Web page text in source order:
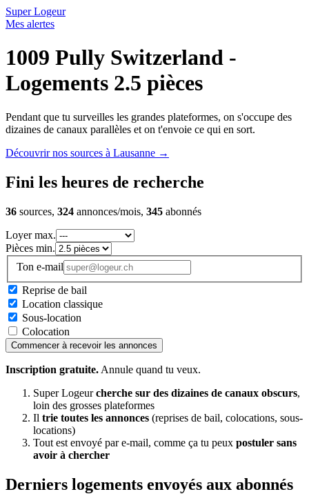
Super Logeur
Mes alertes
1009 Pully Switzerland -
Logements 2.5 pièces
Pendant que tu surveilles les grandes plateformes, on s'occupe des
dizaines de canaux parallèles et on t'envoie ce qui en sort.
Découvrir nos sources à Lausanne →
Fini les heures de recherche
36 sources, 324 annonces/mois, 345 abonnés
Loyer max.
Pièces min.
Ton e-mail
Reprise de bail
Location classique
Sous-location
Colocation
Commencer à recevoir les annonces
Inscription gratuite. Annule quand tu veux.
Super Logeurcherche sur des dizaines de canaux obscurs,
loin des grosses plateformes
Il trie toutes les annonces (reprises de bail, colocations, sous-
locations)
Tout est envoyé par e-mail, comme ça tu peux postuler sans
avoir à chercher
Derniers logements envoyés aux abonnés